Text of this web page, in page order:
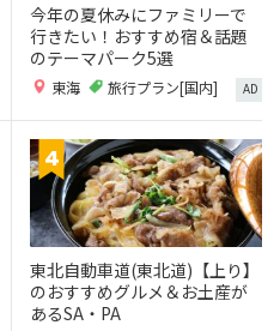
今年の夏休みにファミリーで
行きたい！おすすめ宿＆話題
のテーマパーク5選
東海 旅行プラン[国内] AD
東北自動車道(東北道)【上り】
のおすすめグルメ＆お土産が
あるSA・PA